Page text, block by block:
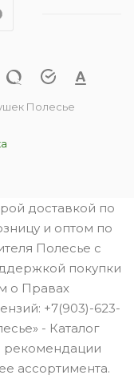
Полесье
доставкой по
и оптом по
Полесье с
покупки
о Правах
+7(903)-623-
- Каталог
рекомендации
ассортимента.